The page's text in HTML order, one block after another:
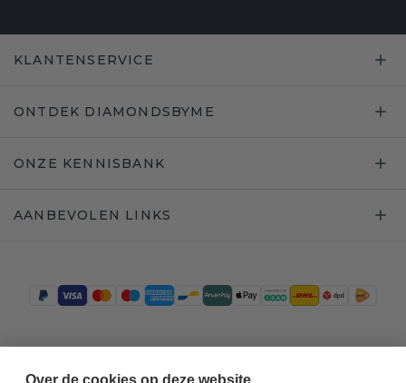
KLANTENSERVICE
ONTDEK DIAMONDSBYME
ONZE KENNISBANK
AANBEVOLEN LINKS
Over de cookies op deze website